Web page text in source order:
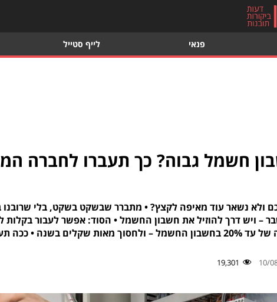
פנאי לייף סטייל
חשמל גבוה? כך תעברו לחברה
ולא נשאר עוד מאיפה לקצץ? • מתברר שבשקט בשקט, בלי שרובנו
– ויש דרך להוזיל את חשבון החשמל • הסוד: אפשר לעבור
10/
19,301